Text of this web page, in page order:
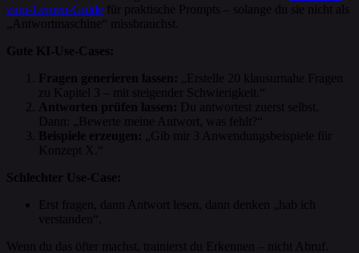
zum-Lernen-Guide für praktische Prompts – solange du sie nicht als
„Antwortmaschine“ missbrauchst.
Gute KI-Use-Cases:
Fragen generieren lassen:
„Erstelle 20 klausurnahe Fragen
zu Kapitel 3 – mit steigender Schwierigkeit.“
Antworten prüfen lassen: Du antwortest zuerst selbst.
Dann: „Bewerte meine Antwort, was fehlt?“
Beispiele erzeugen:
„Gib mir 3 Anwendungsbeispiele für
Konzept X.“
Schlechter Use-Case:
Erst fragen, dann Antwort lesen, dann denken „hab ich
verstanden“.
Wenn du das öfter machst, trainierst du Erkennen – nicht Abruf.